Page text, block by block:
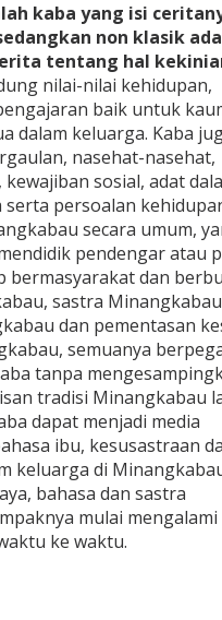
kaba yang isi
non klasik
tentang hal
nilai-nilai kehidupan,
baik untuk
dalam keluarga. Kaba
nasehat-nasehat,
sosial, adat
persoalan
secara umum,
pendengar atau
bermasyarakat dan
sastra
dan pementasan
semuanya
tanpa
tradisi Minangkabau
dapat menjadi media
ibu, kesusastraan
keluarga di
bahasa dan sastra
mulai mengalami
ke waktu.